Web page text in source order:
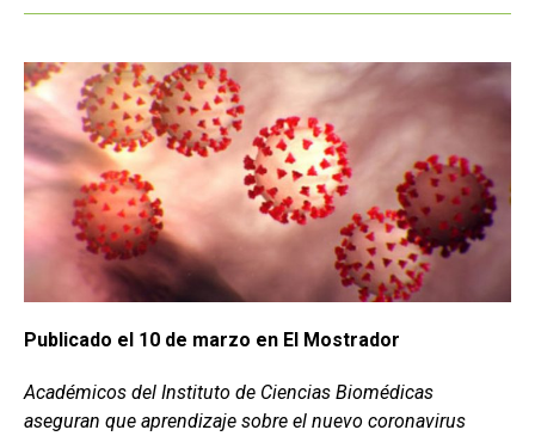
EXTENSIÓN
Publicado el 10 de marzo en El Mostrador
Académicos del Instituto de Ciencias Biomédicas
aseguran que aprendizaje sobre el nuevo coronavirus